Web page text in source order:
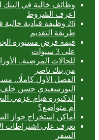
وظائف خالية في البنك
اعرف الشروط
26 وظيفة قيادية
طريقة التقديم
قيمة قرض مستورة
على 3 سنوات
للحالات المرضية..
من بنك ناصر
الفصل الأول كاملًا..
البورسعيدي حسن
الدكتورة هيام عزمي
أم متواضع؟
أماكن استخراج جواز السفر 2022 في القاهرة
تعرف على اشتراطات
السفر